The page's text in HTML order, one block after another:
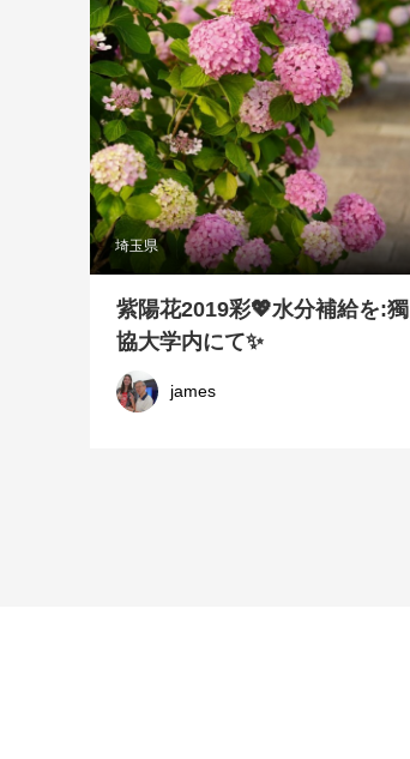
埼玉県
紫陽花2019彩💖水分補給を:獨
協大学内にて✨
james